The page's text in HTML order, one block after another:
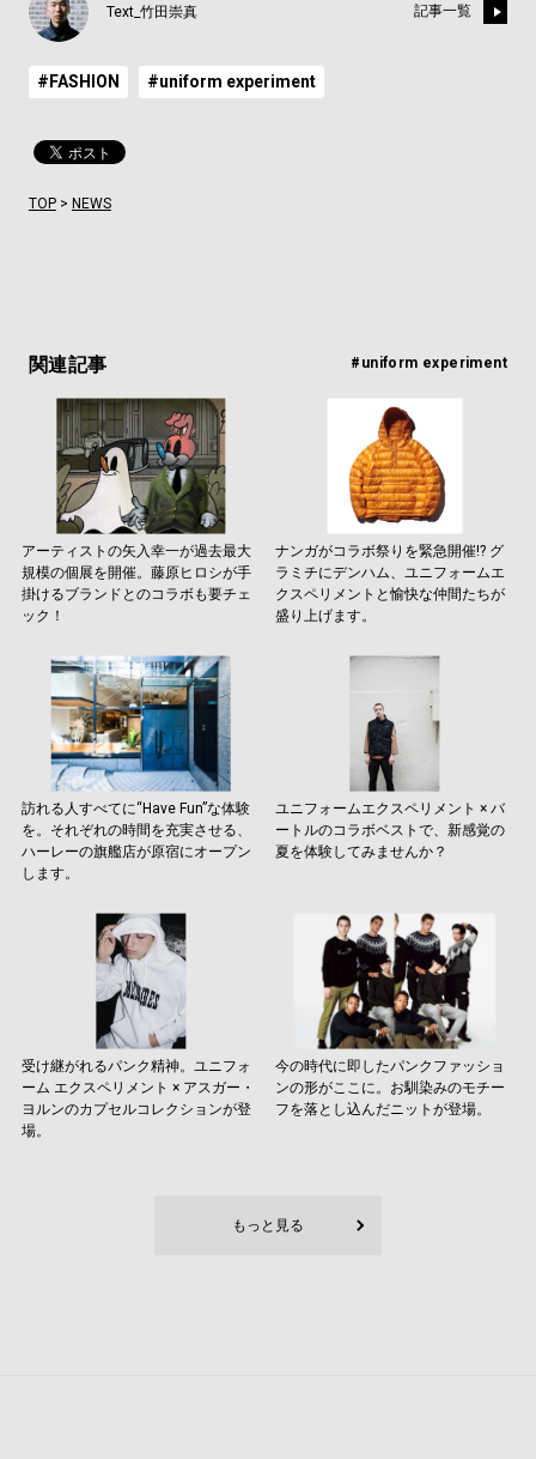
Text_竹田崇真 記事一覧
#FASHION #uniform experiment
TOP> NEWS
関連記事 #uniform experiment
アーティストの矢入幸一が過去最大
規模の個展を開催。藤原ヒロシが手
掛けるブランドとのコラボも要チェ
ック！
ナンガがコラボ祭りを緊急開催!? グ
ラミチにデンハム、ユニフォームエ
クスペリメントと愉快な仲間たちが
盛り上げます。
訪れる人すべてに“Have Fun”な体験
を。それぞれの時間を充実させる、
ハーレーの旗艦店が原宿にオープン
します。
ユニフォームエクスペリメント × バ
ートルのコラボベストで、新感覚の
夏を体験してみませんか？
受け継がれるパンク精神。ユニフォ
ーム エクスペリメント × アスガー・
ヨルンのカプセルコレクションが登
場。
今の時代に即したパンクファッショ
ンの形がここに。お馴染みのモチー
フを落とし込んだニットが登場。
もっと見る